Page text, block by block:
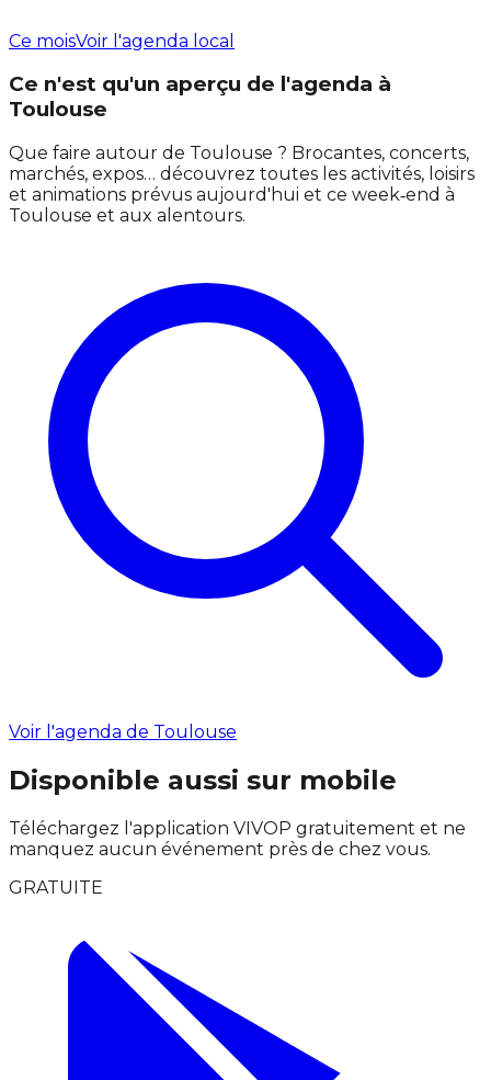
Ce moisVoir l'agenda local
Ce n'est qu'un aperçu de l'agenda à
Toulouse
Que faire autour de Toulouse ? Brocantes, concerts,
marchés, expos… découvrez toutes les activités, loisirs
et animations prévus aujourd'hui et ce week‑end à
Toulouse et aux alentours.
Voir l'agenda de Toulouse
Disponible aussi sur mobile
Téléchargez l'application VIVOP gratuitement et ne
manquez aucun événement près de chez vous.
GRATUITE